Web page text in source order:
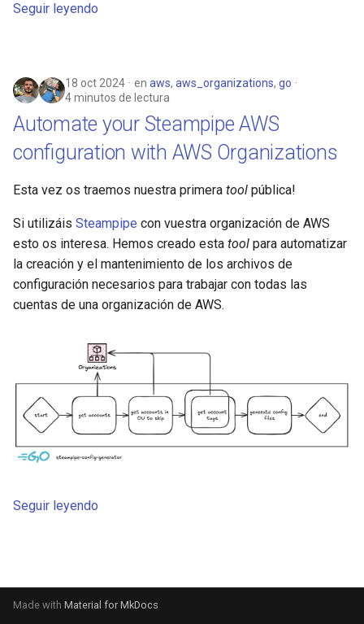
Seguir leyendo
18 oct 2024 en aws, aws_organizations, go
4 minutos de lectura
Automate your Steampipe AWS
configuration with AWS Organizations
Esta vez os traemos nuestra primera tool pública!
Si utilizáis Steampipe con vuestra organización de AWS
esto os interesa. Hemos creado esta tool para automatizar
la creación y el mantenimiento de los archivos de
configuración necesarios para trabajar con todas las
cuentas de una organización de AWS.
Seguir leyendo
Made with Material for MkDocs